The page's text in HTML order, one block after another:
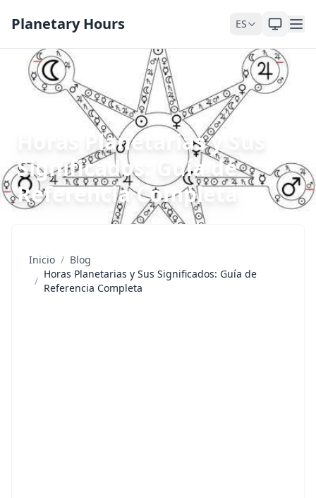
Planetary Hours ES
Horas Planetarias y Sus
Significados: Guía de
Referencia Completa
Inicio / Blog
/
Horas Planetarias y Sus Significados: Guía de
Referencia Completa